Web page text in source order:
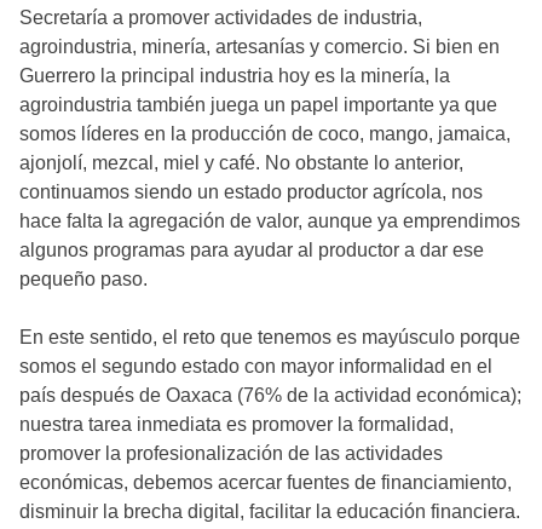
Secretaría a promover actividades de industria,
agroindustria, minería, artesanías y comercio. Si bien en
Guerrero la principal industria hoy es la minería, la
agroindustria también juega un papel importante ya que
somos líderes en la producción de coco, mango, jamaica,
ajonjolí, mezcal, miel y café. No obstante lo anterior,
continuamos siendo un estado productor agrícola, nos
hace falta la agregación de valor, aunque ya emprendimos
algunos programas para ayudar al productor a dar ese
pequeño paso.
En este sentido, el reto que tenemos es mayúsculo porque
somos el segundo estado con mayor informalidad en el
país después de Oaxaca (76% de la actividad económica);
nuestra tarea inmediata es promover la formalidad,
promover la profesionalización de las actividades
económicas, debemos acercar fuentes de financiamiento,
disminuir la brecha digital, facilitar la educación financiera.